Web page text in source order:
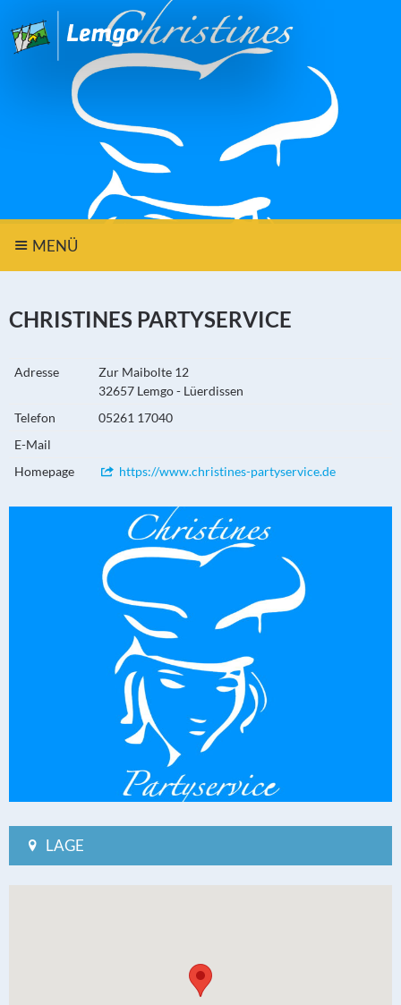
MENÜ
CHRISTINES PARTYSERVICE
Adresse
Zur Maibolte 12
32657 Lemgo - Lüerdissen
Telefon
05261 17040
E-Mail
Homepage
https://www.christines-partyservice.de
LAGE